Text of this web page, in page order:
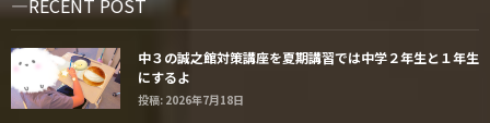
RECENT POST
中３の誠之館対策講座を夏期講習では中学２年生と１年生
にするよ
投稿: 2026年7月18日